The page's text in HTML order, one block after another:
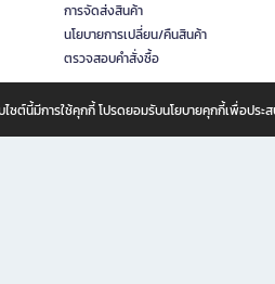
การจัดส่งสินค้า
นโยบายการเปลี่ยน/คืนสินค้า
ตรวจสอบคำสั่งซื้อ
ไซต์นี้มีการใช้คุกกี้ โปรดยอมรับนโยบายคุกกี้เพื่อป